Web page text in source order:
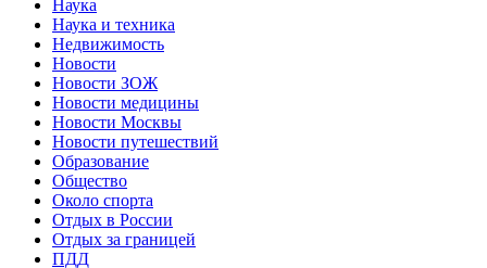
Наука
Наука и техника
Недвижимость
Новости
Новости ЗОЖ
Новости медицины
Новости Москвы
Новости путешествий
Образование
Общество
Около спорта
Отдых в России
Отдых за границей
ПДД